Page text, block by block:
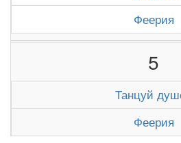
Феерия
5
Танцуй
Феерия